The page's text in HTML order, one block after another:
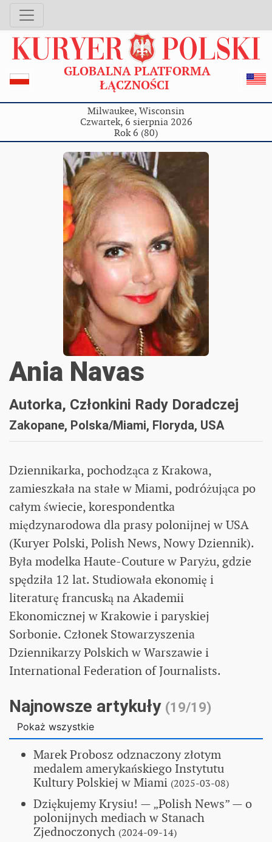
GLOBALNA PLATFORMA
ŁĄCZNOŚCI
Milwaukee, Wisconsin
Czwartek, 6 sierpnia 2026
Rok 6 (80)
Ania Navas
Autorka, Członkini Rady Doradczej
Zakopane, Polska/Miami, Floryda, USA
Dziennikarka, pochodząca z Krakowa,
zamieszkała na stałe w Miami, podróżująca po
całym świecie, korespondentka
międzynarodowa dla prasy polonijnej w USA
(Kuryer Polski, Polish News, Nowy Dziennik).
Była modelka Haute-Couture w Paryżu, gdzie
spędziła 12 lat. Studiowała ekonomię i
literaturę francuską na Akademii
Ekonomicznej w Krakowie i paryskiej
Sorbonie. Członek Stowarzyszenia
Dziennikarzy Polskich w Warszawie i
International Federation of Journalists.
Najnowsze artykuły (19/19)
Pokaż wszystkie
Marek Probosz odznaczony złotym
medalem amerykańskiego Instytutu
Kultury Polskiej w Miami (2025-03-08)
Dziękujemy Krysiu! — „Polish News” — o
polonijnych mediach w Stanach
Zjednoczonych (2024-09-14)